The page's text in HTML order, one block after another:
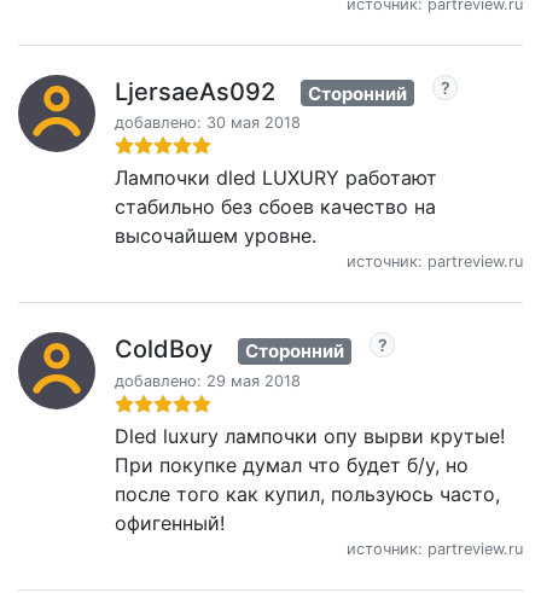
источник: partreview.ru
LjersaeAs092 Сторонний
добавлено: 30 мая 2018
Лампочки dled LUXURY работают
стабильно без сбоев качество на
высочайшем уровне.
источник: partreview.ru
ColdBoy Сторонний
добавлено: 29 мая 2018
Dled luxury лампочки опу вырви крутые!
При покупке думал что будет б/у, но
после того как купил, пользуюсь часто,
офигенный!
источник: partreview.ru